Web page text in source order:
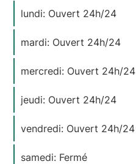
lundi: Ouvert 24h/24
mardi: Ouvert 24h/24
mercredi: Ouvert 24h/24
jeudi: Ouvert 24h/24
vendredi: Ouvert 24h/24
samedi: Fermé